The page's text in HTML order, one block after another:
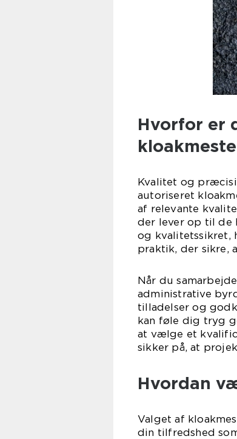
Hvorfor er
Kvalitet og
autoriseret
af relevante
der lever op til de
og kvalitetssikret,
praktik, der sikre,
Når du
administrative
tilladelser og
kan føle dig tryg
at vælge et
sikker på, at
Hvordan
Valget af
din tilfredshed